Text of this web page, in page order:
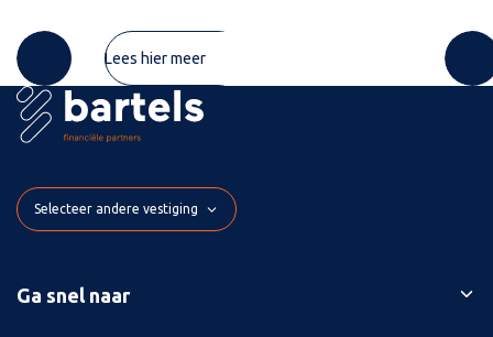
derdengeldrekening van
Lees hier meer
Selecteer andere vestiging
Ga snel naar